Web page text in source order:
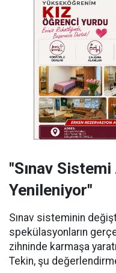
"Sınav Sistemi
Yenileniyor"
Sınav sisteminin
spekülasyonların
zihninde karmaşa
Tekin, şu